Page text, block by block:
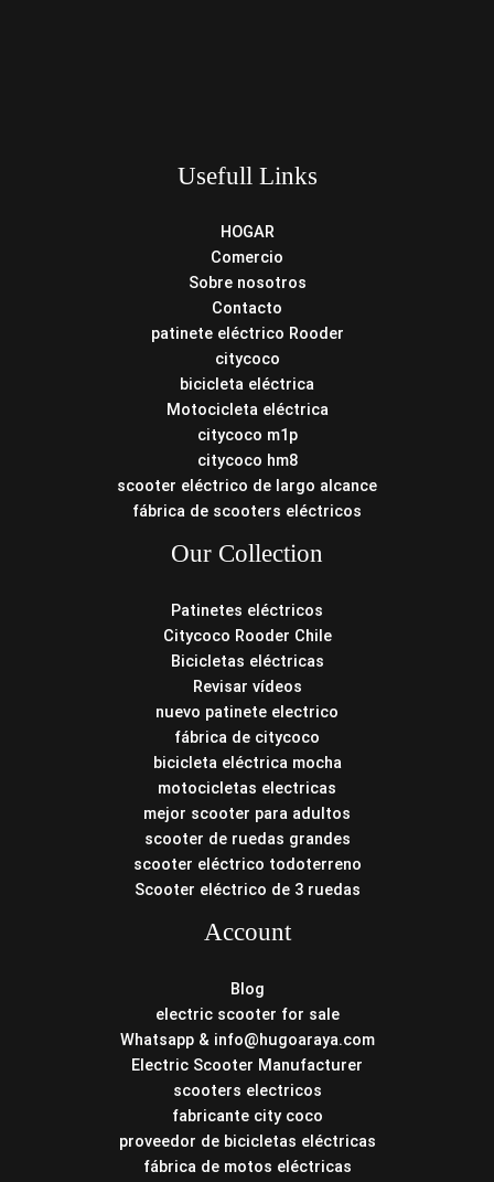
Usefull Links
HOGAR
Comercio
Sobre nosotros
Contacto
patinete eléctrico Rooder
citycoco
bicicleta eléctrica
Motocicleta eléctrica
citycoco m1p
citycoco hm8
scooter eléctrico de largo alcance
fábrica de scooters eléctricos
Our Collection
Patinetes eléctricos
Citycoco Rooder Chile
Bicicletas eléctricas
Revisar vídeos
nuevo patinete electrico
fábrica de citycoco
bicicleta eléctrica mocha
motocicletas electricas
mejor scooter para adultos
scooter de ruedas grandes
scooter eléctrico todoterreno
Scooter eléctrico de 3 ruedas
Account
Blog
electric scooter for sale
Whatsapp & info@hugoaraya.com
Electric Scooter Manufacturer
scooters electricos
fabricante city coco
proveedor de bicicletas eléctricas
fábrica de motos eléctricas